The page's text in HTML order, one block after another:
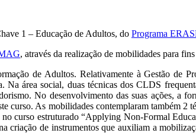
1 – Educação de Adultos, do Programa
, através da realização de mobilidades para
de Adultos. Relativamente à Gestão de
área social, duas técnicas dos CLDS
No desenvolvimento das suas ações, a
curso. As mobilidades contemplaram também 2
no curso estruturado “Applying Non-Formal
criação de instrumentos que auxiliam a